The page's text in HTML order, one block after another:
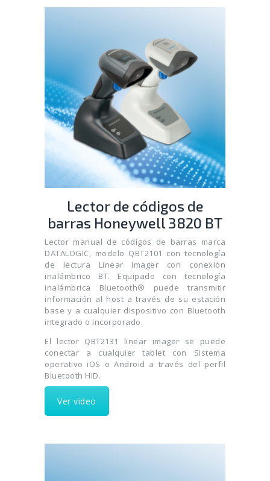
Lector de códigos de
barras Honeywell 3820 BT
Lector manual de códigos de barras marca
DATALOGIC, modelo QBT2101 con tecnología
de lectura Linear Imager con conexión
inalámbrico BT. Equipado con tecnología
inalámbrica Bluetooth® puede transmitir
información al host a través de su estación
base y a cualquier dispositivo con Bluetooth
integrado o incorporado.
El lector QBT2131 linear imager se puede
conectar a cualquier tablet con Sistema
operativo iOS o Android a través del perfil
Bluetooth HID.
Ver video